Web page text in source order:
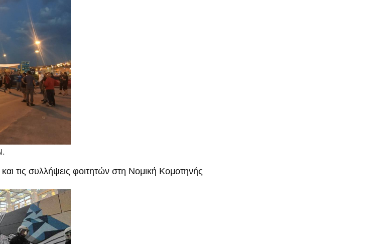
τις συλλήψεις φοιτητών στη Νομική Κομοτηνής